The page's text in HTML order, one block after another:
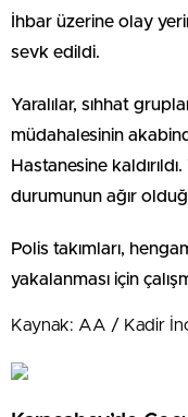
İhbar üzerine olay
sevk edildi.
Yaralılar, sıhhat
müdahalesinin
Hastanesine
durumunun ağır
Polis takımları,
yakalanması için
Kaynak: AA / Kadir